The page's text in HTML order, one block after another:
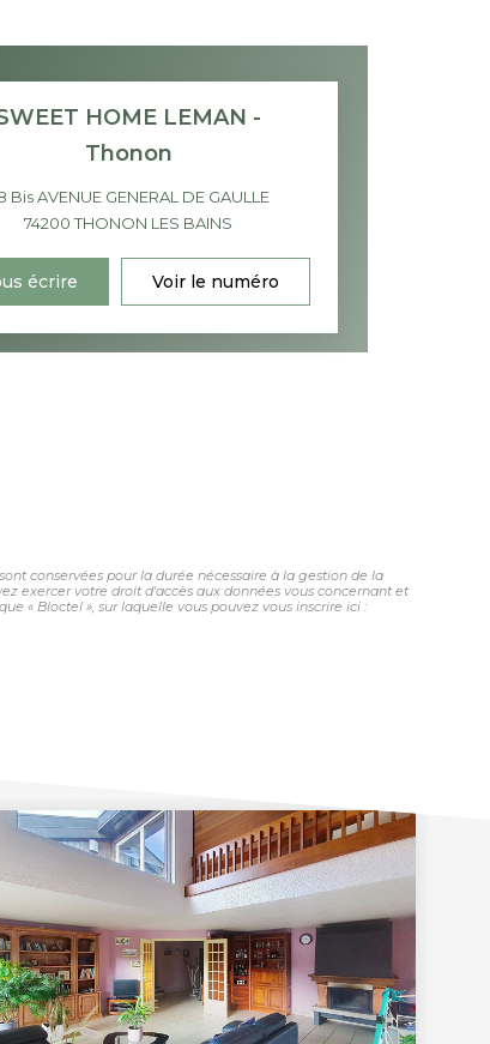
HOME LEMAN -
Thonon
Bis AVENUE GENERAL DE GAULLE
74200THONON LES BAINS
écrire Voir le numéro
conservées pour la durée nécessaire à la gestion de la
exercer votre droit d'accès aux données vous concernant et
« Bloctel », sur laquelle vous pouvez vous inscrire ici :